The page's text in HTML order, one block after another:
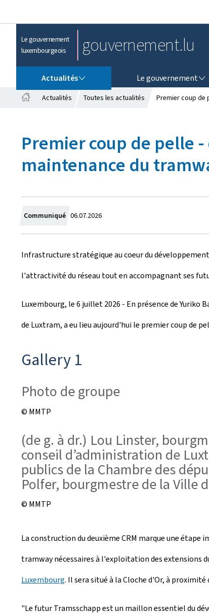
Le gouvernement
luxembourgeois
gouvernement.lu
Actualités Le gouvernement
u
e
Actualités Toutes les actualités Premier coup de
Premier coup de pelle
maintenance du
Communiqué C
r
é
e
06.07.2026
Infrastructure stratégique au coeur du
l'attractivité du réseau tout en accompagnant ses
Luxembourg, le 6 juillet 2026 - En présence de Yuriko
de Luxtram, a eu lieu aujourd'hui le premier coup de
Gallery 1
Photo de groupe
© MMTP
(de g. à dr.) Lou Linster,
conseil d’administration de
publics de la Chambre des
Polfer, bourgmestre de la Ville
© MMTP
La construction du deuxième CRM marque une
tramway nécessaires à l'exploitation des extensions
Luxembourg. Il sera situé à la Cloche d'Or, à
"Le futurTramsschappest un maillon essentiel du